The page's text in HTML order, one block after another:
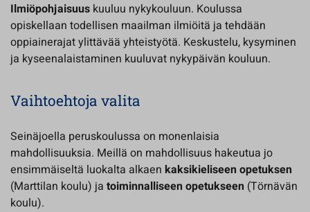
Ilmiöpohjaisuus kuuluu nykykouluun. Koulussa
opiskellaan todellisen maailman ilmiöitä ja tehdään
oppiainerajat ylittävää yhteistyötä. Keskustelu, kysyminen
ja kyseenalaistaminen kuuluvat nykypäivän kouluun.
Vaihtoehtoja valita
Seinäjoella peruskoulussa on monenlaisia
mahdollisuuksia. Meillä on mahdollisuus hakeutua jo
ensimmäiseltä luokalta alkaen kaksikieliseen opetuksen
(Marttilan koulu) ja toiminnalliseen opetukseen (Törnävän
koulu).